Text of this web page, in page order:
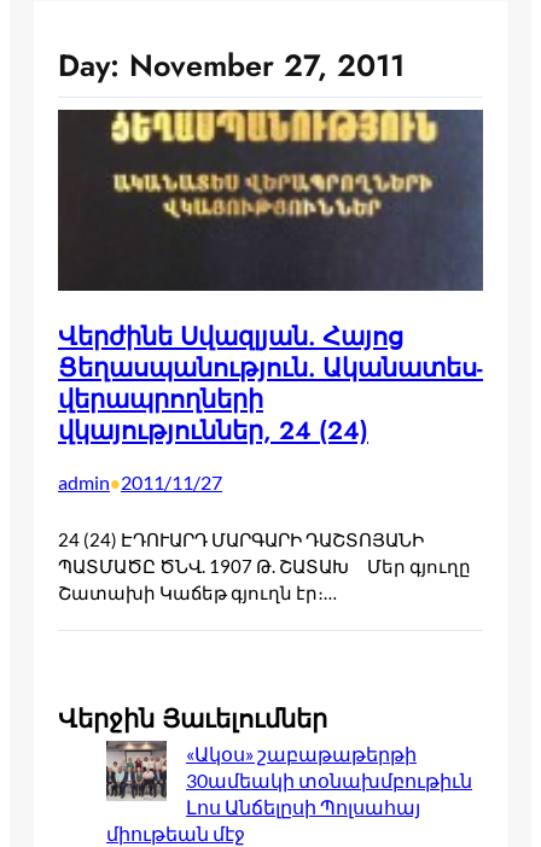
Day: November 27, 2011
Վերժինե Սվազլյան. Հայոց
Ցեղասպանություն. Ականատես-
վերապրողների
վկայություններ, 24 (24)
admin•2011/11/27
24 (24) ԷԴՈՒԱՐԴ ՄԱՐԳԱՐԻ ԴԱՇՏՈՅԱՆԻ
ՊԱՏՄԱԾԸ ԾՆՎ. 1907 Թ. ՇԱՏԱԽ Մեր գյուղը
Շատախի Կաճեթ գյուղն էր։…
Վերջին Յաւելումներ
«Ակօս» շաբաթաթերթի
30ամեակի տօնախմբութիւն
Լոս Անճելըսի Պոլսահայ
միութեան մէջ